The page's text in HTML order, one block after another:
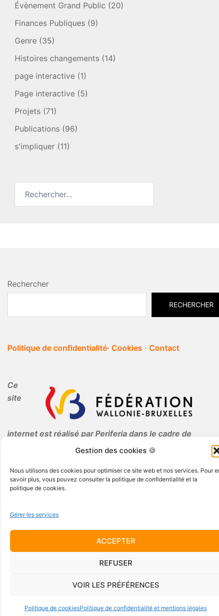
Gestion des cookies 🍪
Nous utilisons des cookies pour optimiser ce site web et nos services. Pour
savoir plus, vous pouvez consulter la politique de confidentialité et la
politique de cookies.
Gérer les services
ACCEPTER
REFUSER
VOIR LES PRÉFÉRENCES
Politique de cookiesPolitique de confidentialité et mentions légales
Évènement Grand Public (20)
Finances Publiques (9)
Genre (35)
Histoires changements (14)
page interactive (1)
Page interactive (5)
Projets (71)
Publications (96)
s'impliquer (11)
Rechercher
RECHERCHER
Politique de confidentialité· Cookies · Contact
Ce
site
internet est réalisé par Periferia dans le cadre de
l'Education Permanente.